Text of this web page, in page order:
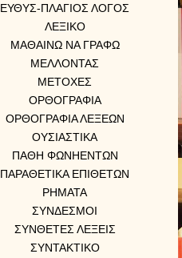
ΕΥΘΥΣ-ΠΛΑΓΙΟΣ ΛΟΓΟΣ
ΛΕΞΙΚΟ
ΜΑΘΑΙΝΩ ΝΑ ΓΡΑΦΩ
ΜΕΛΛΟΝΤΑΣ
ΜΕΤΟΧΕΣ
ΟΡΘΟΓΡΑΦΙΑ
ΟΡΘΟΓΡΑΦΙΑ ΛΕΞΕΩΝ
ΟΥΣΙΑΣΤΙΚΑ
ΠΑΘΗ ΦΩΝΗΕΝΤΩΝ
ΠΑΡΑΘΕΤΙΚΑ ΕΠΙΘΕΤΩΝ
ΡΗΜΑΤΑ
ΣΥΝΔΕΣΜΟΙ
ΣΥΝΘΕΤΕΣ ΛΕΞΕΙΣ
ΣΥΝΤΑΚΤΙΚΟ